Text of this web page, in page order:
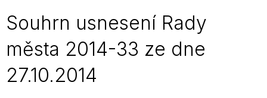
Souhrn usnesení Rady
města 2014-33 ze dne
27.10.2014